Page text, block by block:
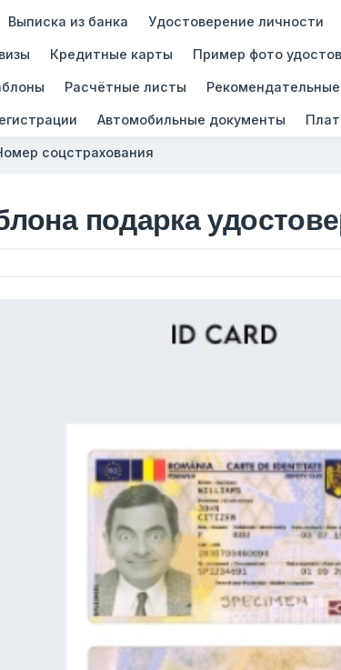
Выписка из банка Удостоверение личности
Кредитные карты Пример фото
Расчётные листы
Автомобильные документы
соцстрахования
подарка